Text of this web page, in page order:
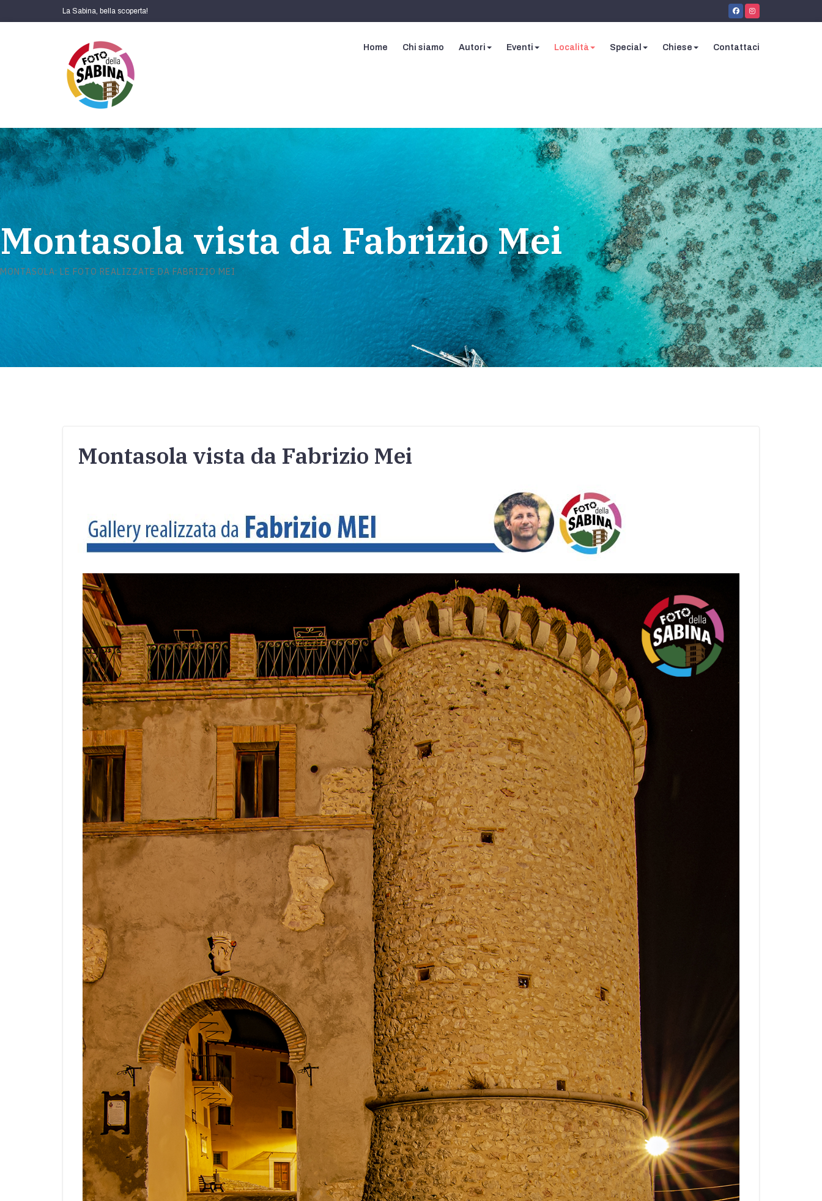
La Sabina, bella scoperta!
Home Chi siamo Autori Eventi Località Special Chiese Contattaci
Montasola vista da Fabrizio Mei
MONTASOLA: LE FOTO REALIZZATE DA FABRIZIO MEI
Montasola vista da Fabrizio Mei